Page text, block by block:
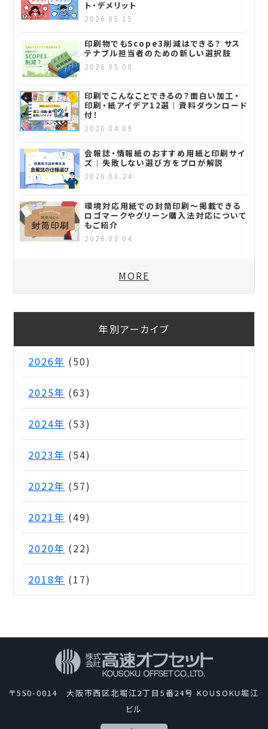
ト・デメリット
2026.05.15
印刷物でもScope3削減はできる？ サス
テナブル担当者のための新しい選択肢
2026.05.08
印刷でこんなことできるの？面白い加工・
印刷・紙アイデア12選｜資料ダウンロード
付！
2026.04.09
会報誌・情報紙のおすすめ用紙と印刷サイ
ズ｜失敗しない選び方をプロが解説
2026.03.24
環境対応用紙での封筒印刷～掲載できる
ロゴマークやグリーン購入法対応について
もご紹介
2026.03.04
MORE
年別アーカイブ
2026年 (50)
2025年 (63)
2024年 (53)
2023年 (54)
2022年 (57)
2021年 (49)
2020年 (22)
2018年 (17)
〒550-0014 大阪市西区北堀江2丁目5番24号 KOUSOKU堀江
ビル